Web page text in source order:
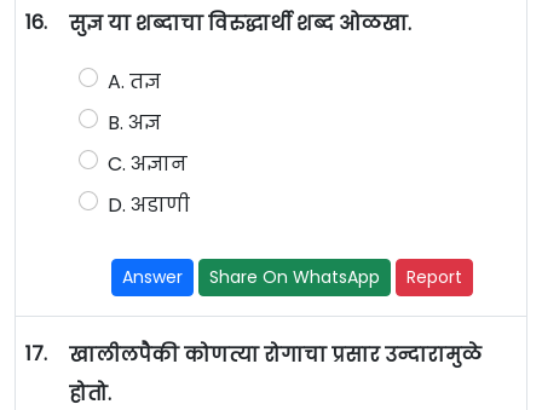
16. सुज्ञ या शब्दाचा विरुद्धार्थी शब्द ओळखा.
A. तज्ञ
B. अज्ञ
C. अज्ञान
D. अडाणी
Answer Share On WhatsApp Report
17.
खालीलपैकी कोणत्या रोगाचा प्रसार उन्दारामुळे
होतो.